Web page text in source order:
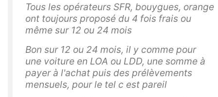
Tous les opérateurs SFR, bouygues, orange
ont toujours proposé du 4 fois frais ou
même sur 12 ou 24 mois
Bon sur 12 ou 24 mois, il y comme pour
une voiture en LOA ou LDD, une somme à
payer à l'achat puis des prélèvements
mensuels, pour le tel c est pareil